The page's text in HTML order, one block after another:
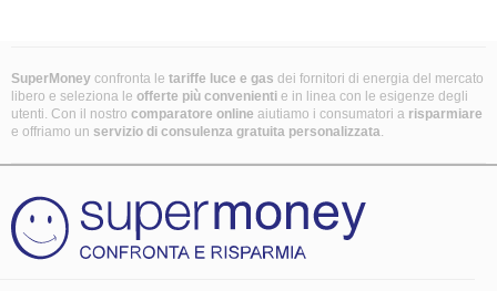
SuperMoney confronta le tariffe luce e gas dei fornitori di energia del mercato
libero e seleziona le offerte più convenienti e in linea con le esigenze degli
utenti. Con il nostro comparatore online aiutiamo i consumatori a risparmiare
e offriamo un servizio di consulenza gratuita personalizzata.